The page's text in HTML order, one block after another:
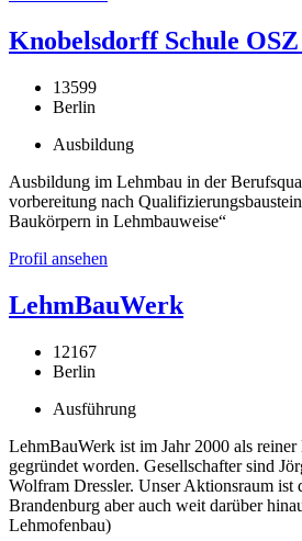
Knobelsdorff Schule
13599
Berlin
Ausbildung
Ausbildung im Lehmbau in der
vorbereitung nach
Baukörpern in Lehmbauweise“
Profil ansehen
LehmBauWerk
12167
Berlin
Ausführung
LehmBauWerk ist im Jahr 2000 als
gegründet worden. Gesellschafter sind
Wolfram Dressler. Unser Aktionsraum ist
Brandenburg aber auch weit darüber
Lehmofenbau)